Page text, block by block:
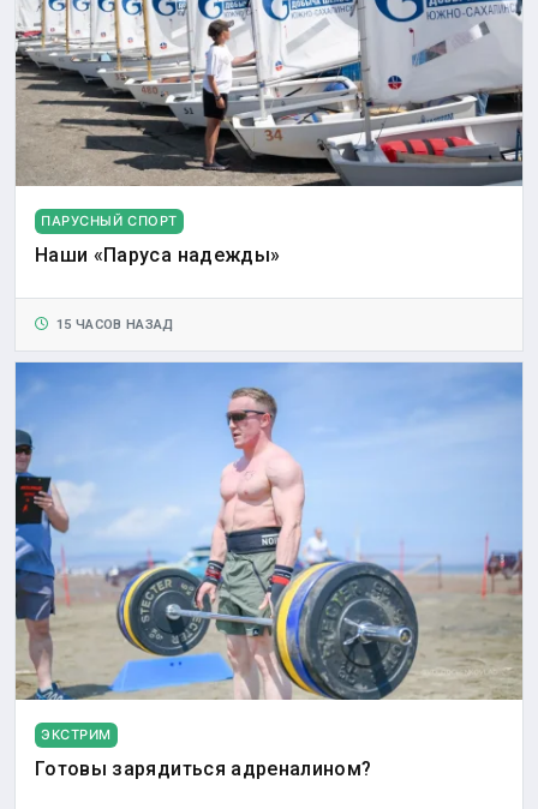
ПАРУСНЫЙ СПОРТ
Наши «Паруса надежды»
15 ЧАСОВ НАЗАД
ЭКСТРИМ
Готовы зарядиться адреналином?